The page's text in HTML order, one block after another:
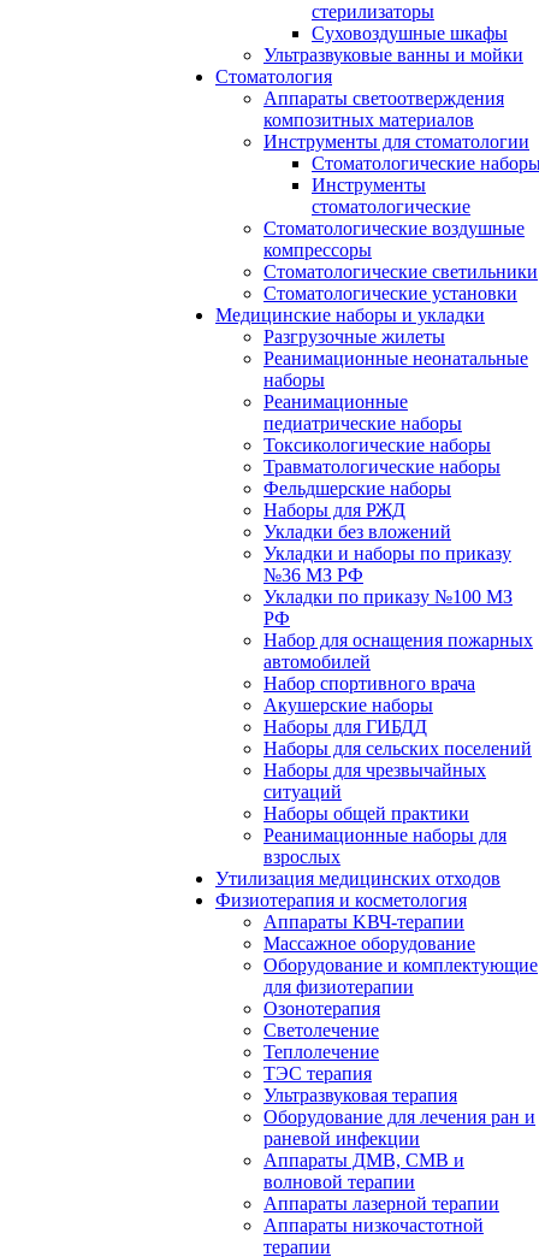
стерилизаторы
Суховоздушные шкафы
Ультразвуковые ванны и мойки
Стоматология
Аппараты светоотверждения
композитных материалов
Инструменты для стоматологии
Стоматологические
Инструменты
стоматологические
Стоматологические воздушные
компрессоры
Стоматологические светильники
Стоматологические установки
Медицинские наборы и укладки
Разгрузочные жилеты
Реанимационные неонатальные
наборы
Реанимационные
педиатрические наборы
Токсикологические наборы
Травматологические наборы
Фельдшерские наборы
Наборы для РЖД
Укладки без вложений
Укладки и наборы по приказу
№36 МЗ РФ
Укладки по приказу №100 МЗ
РФ
Набор для оснащения пожарных
автомобилей
Набор спортивного врача
Акушерские наборы
Наборы для ГИБДД
Наборы для сельских поселений
Наборы для чрезвычайных
ситуаций
Наборы общей практики
Реанимационные наборы для
взрослых
Утилизация медицинских отходов
Физиотерапия и косметология
Аппараты KВЧ-терапии
Массажное оборудование
Оборудование и комплектующие
для физиотерапии
Озонотерапия
Светолечение
Теплолечение
ТЭС терапия
Ультразвуковая терапия
Оборудование для лечения ран и
раневой инфекции
Аппараты ДМВ, СМВ и
волновой терапии
Аппараты лазерной терапии
Аппараты низкочастотной
терапии